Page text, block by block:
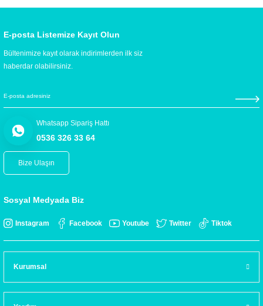
E-posta Listemize Kayıt Olun
Bültenimize kayıt olarak indirimlerden ilk siz
haberdar olabilirsiniz.
Whatsapp Sipariş Hattı
0536 326 33 64
Bize Ulaşın
Sosyal Medyada Biz
Instagram Facebook Youtube Twitter Tiktok
Kurumsal